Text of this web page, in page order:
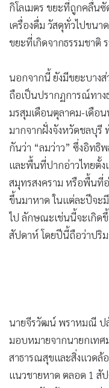
• Gotomanager
กิโลเมตร ขยะที่ถูกคลื่น
เครื่องดื่ม วัสดุทั่วไปขนา
ขยะที่เกิดจากธรรมชาติ
นอกจากนี้ ยังมีขยะบาง
ถือเป็นปรากฏการณ์ทาง
มรสุมเดือนตุลาคม-เดือ
มากจากฝั่งจังหวัดชลบุรี
กันว่า “ลมว่าว” ซึ่งอิทธิ
และพื้นที่ปากอ่าวไทยตั้ง
สมุทรสงคราม หรือพื้นที่
ขึ้นมาหาด ในแต่ละปีจะ
ไป ลักษณะเช่นนี้จะเกิด
สัปดาห์ โดยปีนี้ถือว่าปริ
นายจีรวัฒน์ พราหมณี ปลั
มอบหมายจากนายกเทศ
สาธารณสุขและสิ่งแวดล้
แนวชายหาด ตลอด 1